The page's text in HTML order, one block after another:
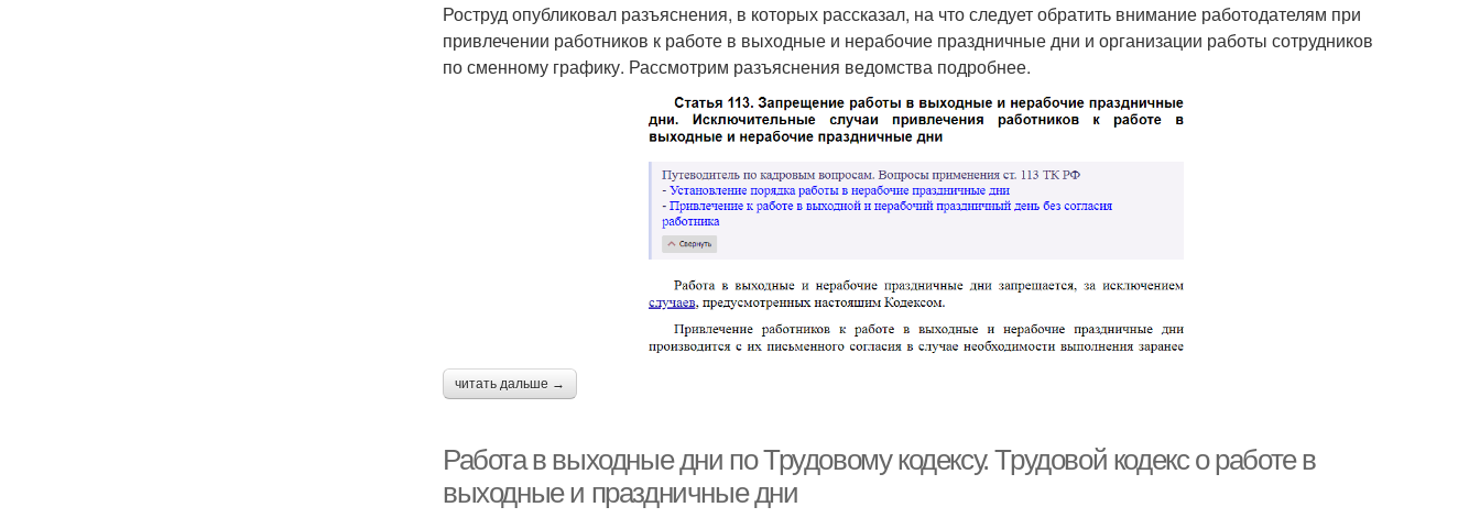
Роструд опубликовал разъяснения, в которых рассказал, на что следует обратить внимание работодателям при
привлечении работников к работе в выходные и нерабочие праздничные дни и организации работы сотрудников
по сменному графику. Рассмотрим разъяснения ведомства подробнее.
читать дальше →
Работа в выходные дни по Трудовому кодексу. Трудовой кодекс о работе в
выходные и праздничные дни